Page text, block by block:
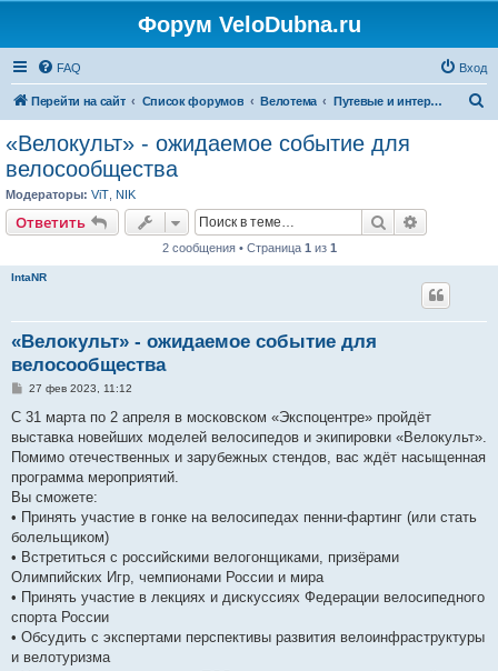
Форум VeloDubna.ru
FAQ Вход
Перейти на сайт Список форумов Велотема Путевые и интернет-находки
«Велокульт» - ожидаемое событие для
велосообщества
Модераторы: ViT NIK
Ответить Поиск
2 сообщения • Страница 1 из 1
IntaNR
«Велокульт» - ожидаемое событие для
велосообщества
С
о
щ
е
и
е
27 фев 2023, 11:12
С 31 марта по 2 апреля в московском «Экспоцентре» пройдёт
выставка новейших моделей велосипедов и экипировки «Велокульт».
Помимо отечественных и зарубежных стендов, вас ждёт насыщенная
программа мероприятий.
Вы сможете:
• Принять участие в гонке на велосипедах пенни-фартинг (или стать
болельщиком)
• Встретиться с российскими велогонщиками, призёрами
Олимпийских Игр, чемпионами России и мира
• Принять участие в лекциях и дискуссиях Федерации велосипедного
спорта России
• Обсудить с экспертами перспективы развития велоинфраструктуры
и велотуризма